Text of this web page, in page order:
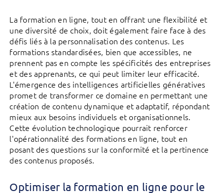
La formation en ligne, tout en offrant une flexibilité et
une diversité de choix, doit également faire face à des
défis liés à la personnalisation des contenus. Les
formations standardisées, bien que accessibles, ne
prennent pas en compte les spécificités des entreprises
et des apprenants, ce qui peut limiter leur efficacité.
L'émergence des intelligences artificielles génératives
promet de transformer ce domaine en permettant une
création de contenu dynamique et adaptatif, répondant
mieux aux besoins individuels et organisationnels.
Cette évolution technologique pourrait renforcer
l'opérationnalité des formations en ligne, tout en
posant des questions sur la conformité et la pertinence
des contenus proposés.
Optimiser la formation en ligne pour le